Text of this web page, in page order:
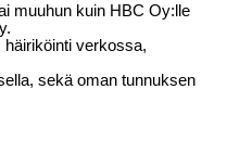
muuhun kuin HBC Oy:lle
häiriköinti verkossa,
sekä oman tunnuksen